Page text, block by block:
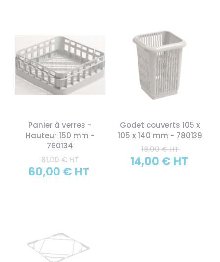
Panier à verres -
Hauteur 150 mm -
780134
81,00 € HT
60,00 € HT
Godet couverts 105 x
105 x 140 mm - 780139
18,00 € HT
14,00 € HT